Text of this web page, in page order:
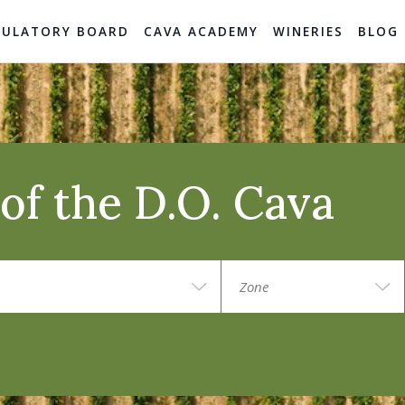
BOARD CAVA ACADEMY WINERIES BLOG
the D.O. Cava